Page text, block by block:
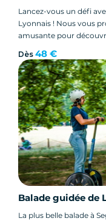
Lancez-vous un défi
Lyonnais ! Nous vous
amusante pour
Votre but : faire le
d'intégrer le célèbre et
Dès 48 €
Balade guidée de
La plus belle balade à